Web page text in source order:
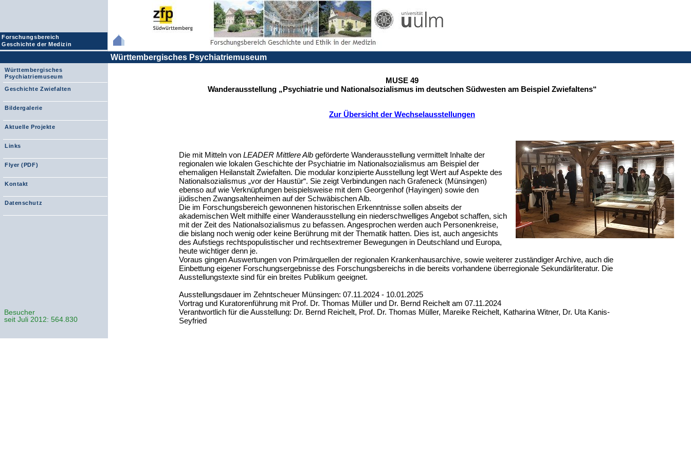
Forschungsbereich
Geschichte der Medizin
Württembergisches Psychiatriemuseum
MUSE 49
Wanderausstellung „Psychiatrie und Nationalsozialismus im deutschen Südwesten am Beispiel Zwiefaltens“
Zur Übersicht der Wechselausstellungen
Die mit Mitteln von LEADER Mittlere Alb geförderte Wanderausstellung vermittelt Inhalte der
regionalen wie lokalen Geschichte der Psychiatrie im Nationalsozialismus am Beispiel der
ehemaligen Heilanstalt Zwiefalten. Die modular konzipierte Ausstellung legt Wert auf Aspekte des
Nationalsozialismus „vor der Haustür“. Sie zeigt Verbindungen nach Grafeneck (Münsingen)
ebenso auf wie Verknüpfungen beispielsweise mit dem Georgenhof (Hayingen) sowie den
jüdischen Zwangsaltenheimen auf der Schwäbischen Alb.
Die im Forschungsbereich gewonnenen historischen Erkenntnisse sollen abseits der
akademischen Welt mithilfe einer Wanderausstellung ein niederschwelliges Angebot schaffen, sich
mit der Zeit des Nationalsozialismus zu befassen. Angesprochen werden auch Personenkreise,
die bislang noch wenig oder keine Berührung mit der Thematik hatten. Dies ist, auch angesichts
des Aufstiegs rechtspopulistischer und rechtsextremer Bewegungen in Deutschland und Europa,
heute wichtiger denn je.
Voraus gingen Auswertungen von Primärquellen der regionalen Krankenhausarchive, sowie weiterer zuständiger Archive, auch die
Einbettung eigener Forschungsergebnisse des Forschungsbereichs in die bereits vorhandene überregionale Sekundärliteratur. Die
Ausstellungstexte sind für ein breites Publikum geeignet.
Ausstellungsdauer im Zehntscheuer Münsingen: 07.11.2024 - 10.01.2025
Vortrag und Kuratorenführung mit Prof. Dr. Thomas Müller und Dr. Bernd Reichelt am 07.11.2024
Verantwortlich für die Ausstellung: Dr. Bernd Reichelt, Prof. Dr. Thomas Müller, Mareike Reichelt, Katharina Witner, Dr. Uta Kanis-
Seyfried
Württembergisches
Psychiatriemuseum
Geschichte Zwiefalten
Bildergalerie
Aktuelle Projekte
Links
Flyer (PDF)
Kontakt
Datenschutz
Besucher
seit Juli 2012: 564.830